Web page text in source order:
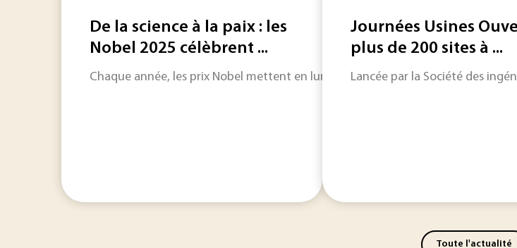
De la science à la paix : les
Nobel 2025 célèbrent ...
Chaque année, les prix Nobel mettent en lumière des découvertes
Journées Usines
plus de 200 sites à ...
Lancée par la Société des
Toute l'actualité